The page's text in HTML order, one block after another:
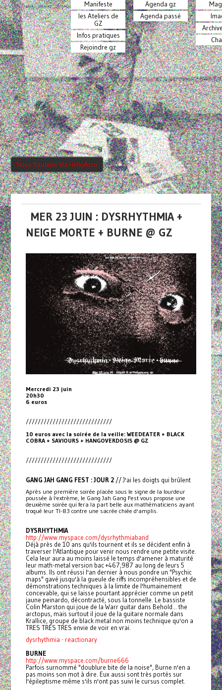
Manifeste
les Ateliers de
GZ
Infos pratiques
Rejoindre gz
Agenda gz
Agenda passé
Nous Soutenir Via HelloAsso
MER 23 JUIN : DYSRHYTHMIA +
NEIGE MORTE + BURNE @ GZ
Mercredi 23 juin
20h30
6 euros
/////////////////////////////
10 euros avec la soirée de la veille: WEEDEATER + BLACK
COBRA + SAVIOURS + HANGOVERDOSIS @ GZ
/////////////////////////////
GANG JAH GANG FEST : JOUR 2// J'ai les doigts qui brûlent
Après une première soirée placée sous le signe de la lourdeur
poussée à l'extrème, le Gang Jah Gang Fest vous propose une
deuxième soirée qui fera la part belle aux mathématiciens ayant
troqué leur TI-83 contre une sacrée chiée d'amplis.
DYSRHYTHMIA
http://www.myspace.com/dysrhythmiaband
Déjà près de 10 ans qu'ils tournent et ils se décident enfin à
traverser l'Atlantique pour venir nous rendre une petite visite.
Cela leur aura au moins laissé le temps d'amener à maturité
leur math-metal version bac +467,987 au long de leurs 5
albums. Ils ont réussi l'an dernier à nous pondre un "Psychic
maps" gavé jusqu'à la gueule de riffs incompréhensibles et de
démonstrations techniques à la limite de l'humainement
concevable, qui se laisse pourtant apprécier comme un petit
jaune peinardo, décontracté, sous la tonnelle. Le bassiste
Colin Marston qui joue de la Warr guitar dans Behold... the
arctopus, mais surtout il joue de la guitare normale dans
Krallice, groupe de black metal non moins technique qu'on a
TRES TRES TRES envie de voir en vrai.
dysrhythmia - reactionary
BURNE
http://www.myspace.com/burne666
Parfois surnommé "doublure bite de la noise", Burne n'en a
pas moins son mot à dire. Eux aussi sont très portés sur
l'épileptisme même s'ils n'ont pas suivi le cursus complet.